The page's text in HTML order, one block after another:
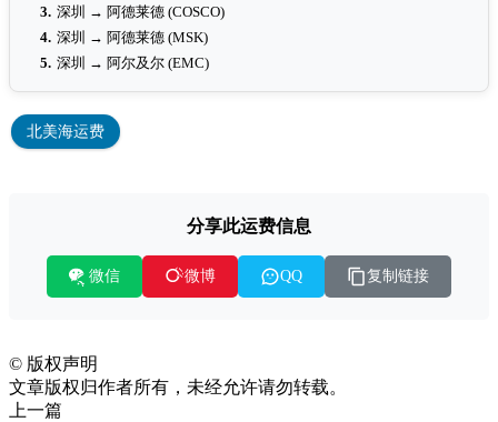
3. 深圳 → 阿德莱德 (COSCO)
4. 深圳 → 阿德莱德 (MSK)
5. 深圳 → 阿尔及尔 (EMC)
北美海运费
分享此运费信息
微信 微博 QQ 复制链接
© 版权声明
文章版权归作者所有，未经允许请勿转载。
上一篇